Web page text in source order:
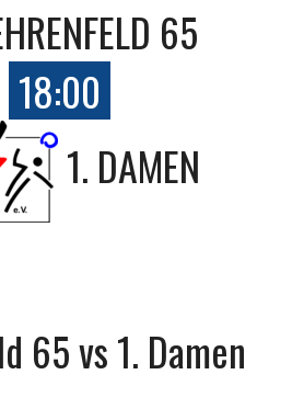
65
18:00
1. DAMEN
65 vs 1. Damen